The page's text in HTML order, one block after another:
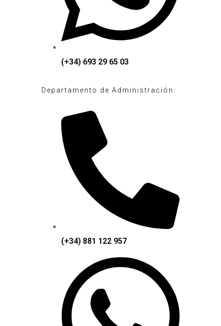
(+34) 693 29 65 03
Departamento de Administración:
(+34) 881 122 957